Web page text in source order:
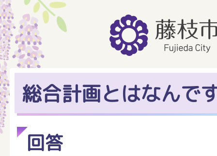
総合計画とはなんで
回答